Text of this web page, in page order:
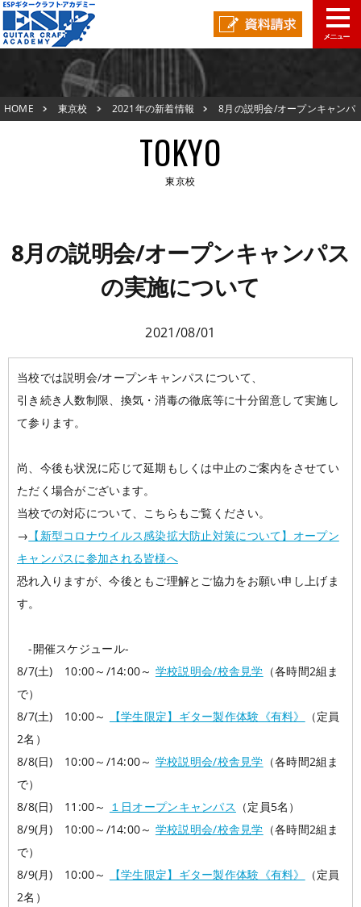
東京校TOP
新着情報
ESPオープンキャンパス
在校生の声
学校概要
メッセージ
学科コース
学科・コース紹介
入学案内
募集要項 学費について 学生マンション
学費サポート 短期大学併修制度
よくある質問
就職進路指導
就職進路指導 就職実績
スペシャル
コラム GCAの人気動画紹介
各校紹介
東京校
大阪校
オープンキャンパス
HOME 東京校 2021年の新着情報
8月の説明会/オープンキャンパ
TOKYO
東京校
新着情報
在校生の声
生徒作品紹介
8月の説明会/オープンキャンパス
の実施について
2021/08/01
当校では説明会/オープンキャンパスについて、
引き続き人数制限、換気・消毒の徹底等に十分留意して実施し
て参ります。
尚、今後も状況に応じて延期もしくは中止のご案内をさせてい
ただく場合がございます。
当校での対応について、こちらもご覧ください。
→ 【新型コロナウイルス感染拡大防止対策について】オープン
キャンパスに参加される皆様へ
恐れ入りますが、今後ともご理解とご協力をお願い申し上げま
す。
-開催スケジュール-
8/7(土) 10:00～/14:00～ 学校説明会/校舎見学 （各時間2組ま
で）
8/7(土) 10:00～
【学生限定】ギター製作体験《有料》
（定員
2名）
8/8(日) 10:00～/14:00～ 学校説明会/校舎見学 （各時間2組ま
で）
8/8(日) 11:00～ １日オープンキャンパス （定員5名）
8/9(月) 10:00～/14:00～ 学校説明会/校舎見学 （各時間2組ま
で）
8/9(月) 10:00～
【学生限定】ギター製作体験《有料》
（定員
2名）